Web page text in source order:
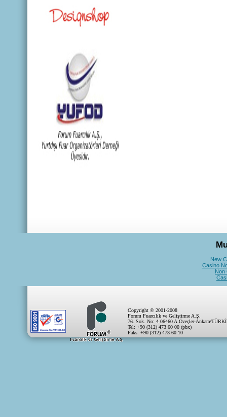
New
Casino
Non
Copyright © 2001-2008
Forum Fuarcılık ve Geliştirme A.Ş.
76. Sok. No: 4 06460 A.Öveçler-Ankara/
Tel: +90 (312) 473 60 00 (pbx)
Faks: +90 (312) 473 60 10